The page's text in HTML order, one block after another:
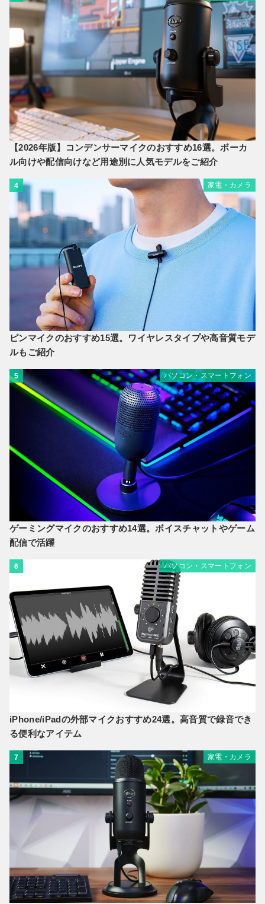
【2026年版】コンデンサーマイクのおすすめ16選。ボーカ
ル向けや配信向けなど用途別に人気モデルをご紹介
4 家電・カメラ
ピンマイクのおすすめ15選。ワイヤレスタイプや高音質モデ
ルもご紹介
5 パソコン・スマートフォン
ゲーミングマイクのおすすめ14選。ボイスチャットやゲーム
配信で活躍
6 パソコン・スマートフォン
iPhone/iPadの外部マイクおすすめ24選。高音質で録音でき
る便利なアイテム
7 家電・カメラ